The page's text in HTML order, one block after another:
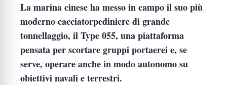
La marina cinese ha messo in campo il suo più
moderno cacciatorpediniere di grande
tonnellaggio, il Type 055, una piattaforma
pensata per scortare gruppi portaerei e, se
serve, operare anche in modo autonomo su
obiettivi navali e terrestri.